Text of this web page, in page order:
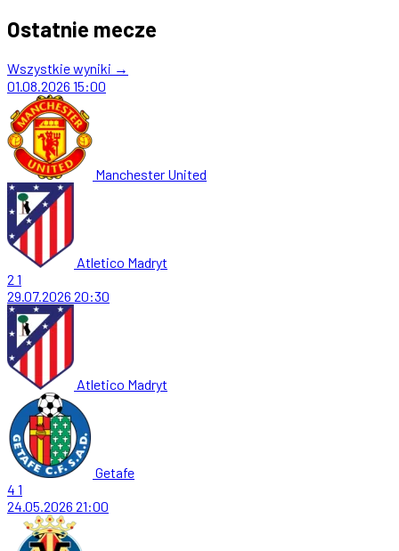
Ostatnie mecze
Wszystkie wyniki →
01.08.2026 15:00
Manchester United
Atletico Madryt
2 1
29.07.2026 20:30
Atletico Madryt
Getafe
4 1
24.05.2026 21:00